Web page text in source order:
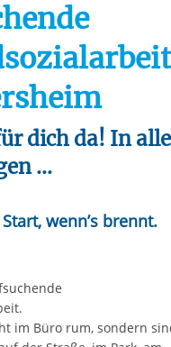
dich da! In
...
wenn’s brennt.
im Büro rum, sondern